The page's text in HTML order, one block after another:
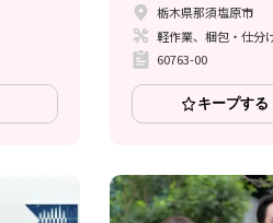
栃木県那須塩原市
軽作業、梱包・仕分
60763-00
キープする